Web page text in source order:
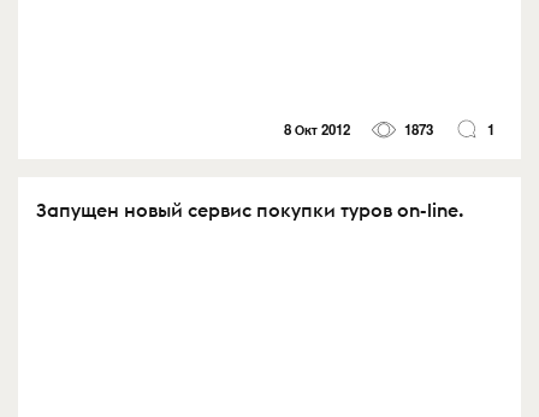
8 Окт 2012 1873 1
Запущен новый сервис покупки туров on-line.